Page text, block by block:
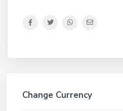
Change Currency